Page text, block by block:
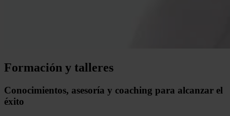
Formación y talleres
Conocimientos, asesoría y coaching para alcanzar el
éxito